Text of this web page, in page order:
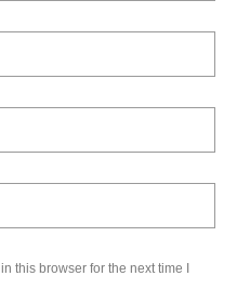
this browser for the next time I